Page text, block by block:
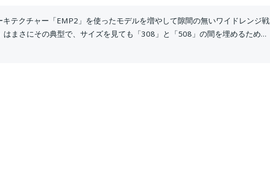
テクチャー「EMP2」を使ったモデルを増やして隙間の無いワイドレンジ戦
まさにその典型で、サイズを見ても「308」と「508」の間を埋めるために